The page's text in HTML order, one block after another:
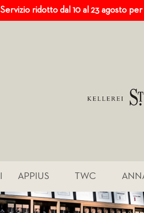
Servizio ridotto dal 10 al 23 agosto
APPIUS TWC